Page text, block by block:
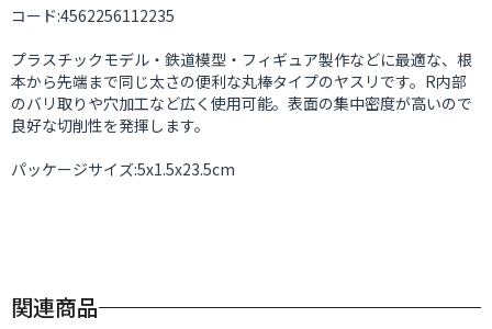
コード:4562256112235
プラスチックモデル・鉄道模型・フィギュア製作などに最適な、根
本から先端まで同じ太さの便利な丸棒タイプのヤスリです。R内部
のバリ取りや穴加工など広く使用可能。表面の集中密度が高いので
良好な切削性を発揮します。
パッケージサイズ:5x1.5x23.5cm
関連商品